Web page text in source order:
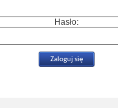
Hasło: